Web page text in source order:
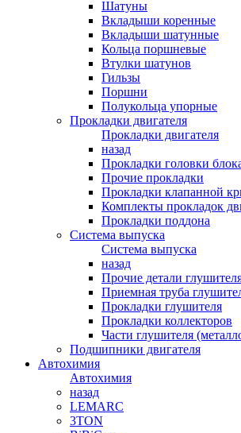
Шатуны
Вкладыши коренные
Вкладыши шатунные
Кольца поршневые
Втулки шатунов
Гильзы
Поршни
Полукольца упорные
Прокладки двигателя
Прокладки двигателя
назад
Прокладки головки
Прочие прокладки
Прокладки клапанной
Комплекты прокладок
Прокладки поддона
Система выпуска
Система выпуска
назад
Прочие детали
Приемная труба
Прокладки глушителя
Прокладки коллекторов
Части глушителя
Подшипники двигателя
Автохимия
Автохимия
назад
LEMARC
3TON